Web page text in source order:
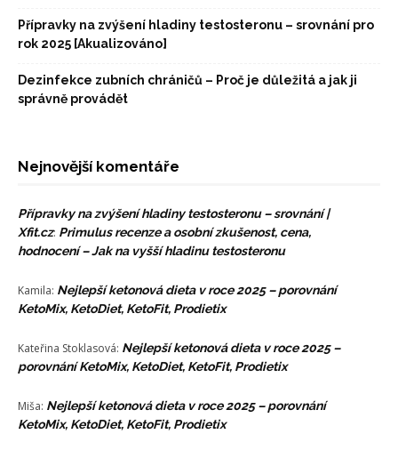
Přípravky na zvýšení hladiny testosteronu – srovnání pro
rok 2025 [Akualizováno]
Dezinfekce zubních chráničů – Proč je důležitá a jak ji
správně provádět
Nejnovější komentáře
Přípravky na zvýšení hladiny testosteronu – srovnání |
Xfit.cz: Primulus recenze a osobní zkušenost, cena,
hodnocení – Jak na vyšší hladinu testosteronu
Kamila: Nejlepší ketonová dieta v roce 2025 – porovnání
KetoMix, KetoDiet, KetoFit, Prodietix
Kateřina Stoklasová: Nejlepší ketonová dieta v roce 2025 –
porovnání KetoMix, KetoDiet, KetoFit, Prodietix
Miša: Nejlepší ketonová dieta v roce 2025 – porovnání
KetoMix, KetoDiet, KetoFit, Prodietix